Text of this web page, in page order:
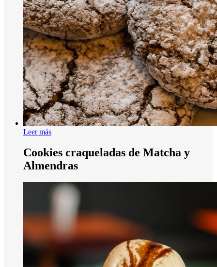
Leer más
Cookies craqueladas de Matcha y
Almendras